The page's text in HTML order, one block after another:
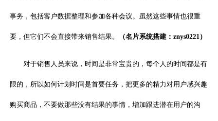
事务，包括客户数据整理和参加各种会议。虽然这些事情也很重
要，但它们不会直接带来销售结果。 （名片系统搭建：znys0221）
对于销售人员来说，时间是非常宝贵的，每个人的时间都是有
限的，所以如何计划时间是首要任务，把更多的精力对用户感兴趣
购买商品，不要做那些没有结果的事情，增加跟进潜在用户的沟